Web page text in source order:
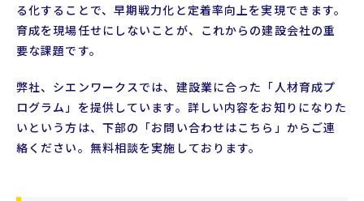
る化することで、早期戦力化と定着率向上を実現できます。
育成を現場任せにしないことが、これからの建設会社の重
要な課題です。
弊社、シエンワークスでは、建設業に合った「人材育成プ
ログラム」を提供しています。詳しい内容をお知りになりた
いという方は、下部の「お問い合わせはこちら」からご連
絡ください。無料相談を実施しております。